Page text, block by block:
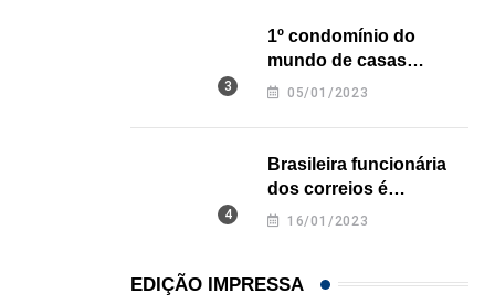
1º condomínio do
mundo de casas
impressas em 3D é
05/01/2023
Brasileira funcionária
dos correios é
assassinada a facadas
16/01/2023
EDIÇÃO IMPRESSA